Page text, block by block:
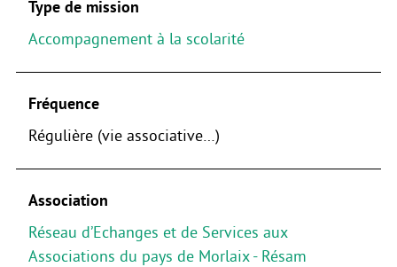
Type de mission
Accompagnement à la scolarité
Fréquence
Régulière (vie associative…)
Association
Réseau d’Echanges et de Services aux
Associations du pays de Morlaix - Résam